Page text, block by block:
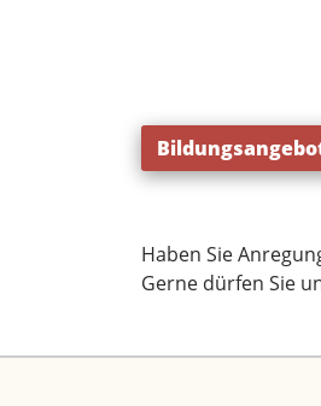
Haben Sie
Gerne dürfen Sie